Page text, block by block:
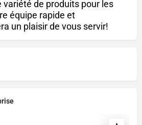
de produits pour les
équipe rapide et
un plaisir de vous servir!